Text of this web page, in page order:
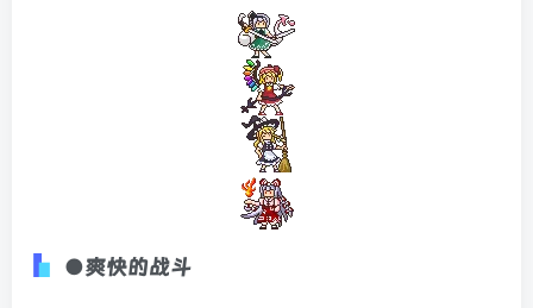
●爽快的战斗